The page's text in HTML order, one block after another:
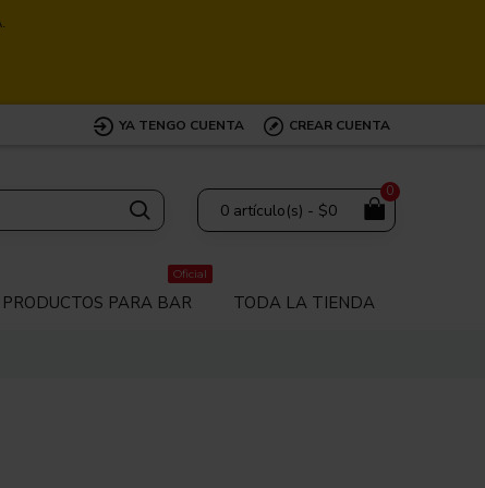
YA TENGO CUENTA CREAR CUENTA
0 artículo(s) - $0
0
PRODUCTOS PARA BAR
Oficial
TODA LA TIENDA